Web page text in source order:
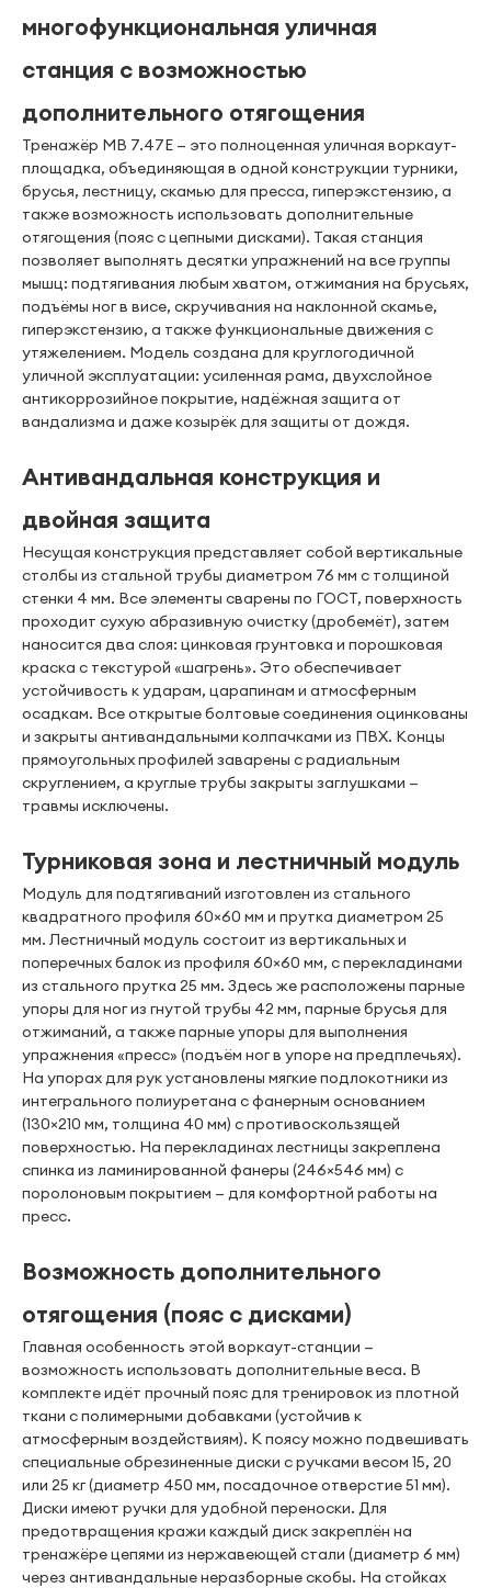
многофункциональная уличная
станция с возможностью
дополнительного отягощения
Тренажёр MB 7.47E — это полноценная уличная воркаут-
площадка, объединяющая в одной конструкции турники,
брусья, лестницу, скамью для пресса, гиперэкстензию, а
также возможность использовать дополнительные
отягощения (пояс с цепными дисками). Такая станция
позволяет выполнять десятки упражнений на все группы
мышц: подтягивания любым хватом, отжимания на брусьях,
подъёмы ног в висе, скручивания на наклонной скамье,
гиперэкстензию, а также функциональные движения с
утяжелением. Модель создана для круглогодичной
уличной эксплуатации: усиленная рама, двухслойное
антикоррозийное покрытие, надёжная защита от
вандализма и даже козырёк для защиты от дождя.
Антивандальная конструкция и
двойная защита
Несущая конструкция представляет собой вертикальные
столбы из стальной трубы диаметром 76 мм с толщиной
стенки 4 мм. Все элементы сварены по ГОСТ, поверхность
проходит сухую абразивную очистку (дробемёт), затем
наносится два слоя: цинковая грунтовка и порошковая
краска с текстурой «шагрень». Это обеспечивает
устойчивость к ударам, царапинам и атмосферным
осадкам. Все открытые болтовые соединения оцинкованы
и закрыты антивандальными колпачками из ПВХ. Концы
прямоугольных профилей заварены с радиальным
скруглением, а круглые трубы закрыты заглушками —
травмы исключены.
Турниковая зона и лестничный модуль
Модуль для подтягиваний изготовлен из стального
квадратного профиля 60×60 мм и прутка диаметром 25
мм. Лестничный модуль состоит из вертикальных и
поперечных балок из профиля 60×60 мм, с перекладинами
из стального прутка 25 мм. Здесь же расположены парные
упоры для ног из гнутой трубы 42 мм, парные брусья для
отжиманий, а также парные упоры для выполнения
упражнения «пресс» (подъём ног в упоре на предплечьях).
На упорах для рук установлены мягкие подлокотники из
интегрального полиуретана с фанерным основанием
(130×210 мм, толщина 40 мм) с противоскользящей
поверхностью. На перекладинах лестницы закреплена
спинка из ламинированной фанеры (246×546 мм) с
поролоновым покрытием — для комфортной работы на
пресс.
Возможность дополнительного
отягощения (пояс с дисками)
Главная особенность этой воркаут-станции —
возможность использовать дополнительные веса. В
комплекте идёт прочный пояс для тренировок из плотной
ткани с полимерными добавками (устойчив к
атмосферным воздействиям). К поясу можно подвешивать
специальные обрезиненные диски с ручками весом 15, 20
или 25 кг (диаметр 450 мм, посадочное отверстие 51 мм).
Диски имеют ручки для удобной переноски. Для
предотвращения кражи каждый диск закреплён на
тренажёре цепями из нержавеющей стали (диаметр 6 мм)
через антивандальные неразборные скобы. На стойках